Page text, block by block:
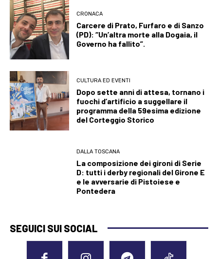
CRONACA
Carcere di Prato, Furfaro e di Sanzo
(PD): “Un’altra morte alla Dogaia, il
Governo ha fallito”.
CULTURA ED EVENTI
Dopo sette anni di attesa, tornano i
fuochi d’artificio a suggellare il
programma della 59esima edizione
del Corteggio Storico
DALLA TOSCANA
La composizione dei gironi di Serie
D: tutti i derby regionali del Girone E
e le avversarie di Pistoiese e
Pontedera
SEGUICI SUI SOCIAL